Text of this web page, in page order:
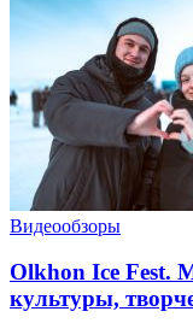
Видеообзоры
Olkhon Ice Fest.
культуры,